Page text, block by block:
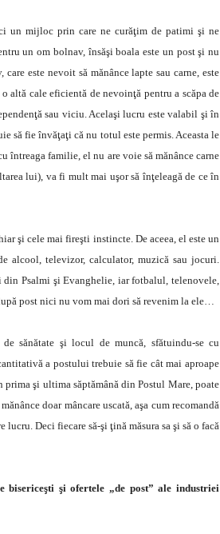
un mijloc prin care ne curăţim de patimi şi ne
un om bolnav, însăşi boala este un post şi nu
este nevoit să mănânce lapte sau carne, este
altă cale eficientă de nevoinţă pentru a scăpa de
sau viciu. Acelaşi lucru este valabil şi în
să fie învăţaţi că nu totul este permis. Aceasta le
întreaga familie, el nu are voie să mănânce carne
lui), va fi mult mai uşor să înţeleagă de ce în
şi cele mai fireşti instincte. De aceea, el este un
alcool, televizor, calculator, muzică sau jocuri.
Psalmi şi Evanghelie, iar fotbalul, telenovele,
post nici nu vom mai dori să revenim la ele…
sănătate şi locul de muncă, sfătuindu-se cu
a postului trebuie să fie cât mai aproape
şi ultima săptămână din Postul Mare, poate
doar mâncare uscată, aşa cum recomandă
Deci fiecare să-şi ţină măsura sa şi să o facă
şi ofertele „de post” ale industriei